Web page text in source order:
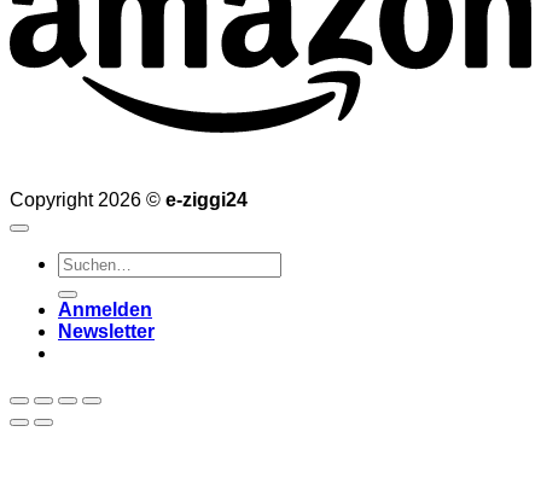
Copyright 2026 © e-ziggi24
Suchen
nach:
Anmelden
Newsletter